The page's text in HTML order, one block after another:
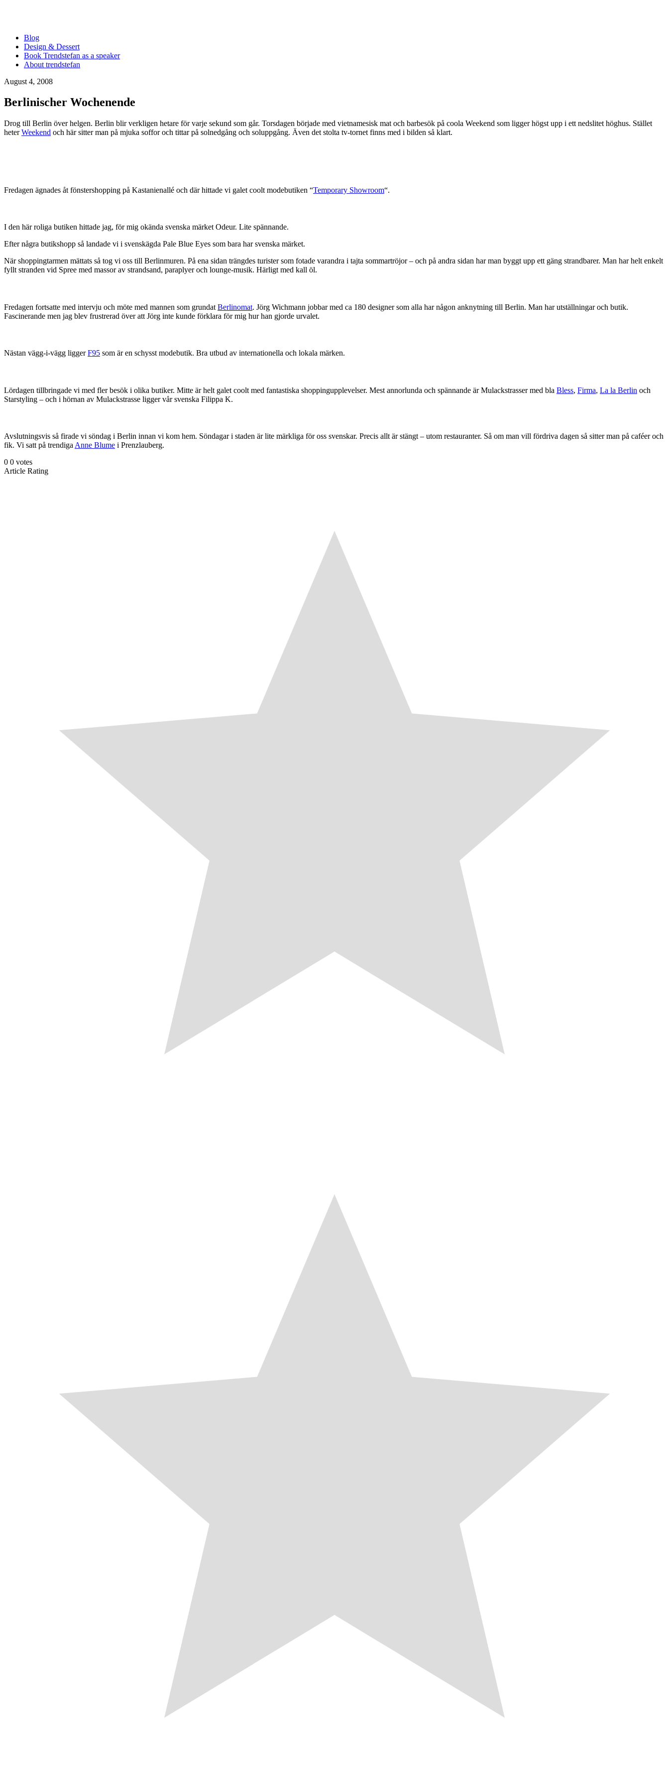
Blog
Design & Dessert
Book Trendstefan as a speaker
About trendstefan
August 4, 2008
Berlinischer Wochenende
Drog till Berlin över helgen. Berlin blir verkligen hetare för varje sekund som går. Torsdagen började med vietnamesisk mat och barbesök på coola Weekend som ligger högst upp i ett nedslitet höghus. Stället
heterWeekend och här sitter man på mjuka soffor och tittar på solnedgång och soluppgång. Även det stolta tv-tornet finns med i bilden så klart.
Fredagen ägnades åt fönstershopping på Kastanienallé och där hittade vi galet coolt modebutiken “Temporary Showroom“.
I den här roliga butiken hittade jag, för mig okända svenska märket Odeur. Lite spännande.
Efter några butikshopp så landade vi i svenskägda Pale Blue Eyes som bara har svenska märket.
När shoppingtarmen mättats så tog vi oss till Berlinmuren. På ena sidan trängdes turister som fotade varandra i tajta sommartröjor – och på andra sidan har man byggt upp ett gäng strandbarer. Man har helt enkelt
fyllt stranden vid Spree med massor av strandsand, paraplyer och lounge-musik. Härligt med kall öl.
Fredagen fortsatte med intervju och möte med mannen som grundat Berlinomat. Jörg Wichmann jobbar med ca 180 designer som alla har någon anknytning till Berlin. Man har utställningar och butik.
Fascinerande men jag blev frustrerad över att Jörg inte kunde förklara för mig hur han gjorde urvalet.
Nästan vägg-i-vägg liggerF95 som är en schysst modebutik. Bra utbud av internationella och lokala märken.
Lördagen tillbringade vi med fler besök i olika butiker. Mitte är helt galet coolt med fantastiska shoppingupplevelser. Mest annorlunda och spännande är Mulackstrasser med bla Bless, Firma, La la Berlin och
Starstyling – och i hörnan av Mulackstrasse ligger vår svenska Filippa K.
Avslutningsvis så firade vi söndag i Berlin innan vi kom hem. Söndagar i staden är lite märkliga för oss svenskar. Precis allt är stängt – utom restauranter. Så om man vill fördriva dagen så sitter man på caféer och
fik. Vi satt på trendigaAnne Blume i Prenzlauberg.
0 0 votes
Article Rating